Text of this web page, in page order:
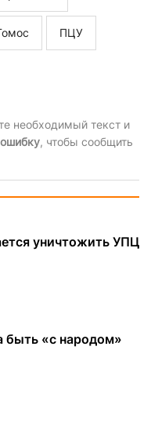
ПЦУ
необходимый текст и
, чтобы сообщить
уничтожить УПЦ
быть «с народом»